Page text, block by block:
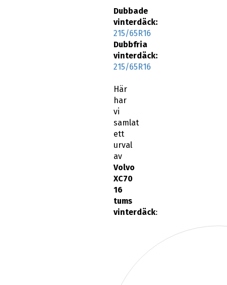
Dubbade
vinterdäck:
215/65R16
Dubbfria
vinterdäck:
215/65R16
Här
har
vi
samlat
ett
urval
av
Volvo
XC70
16
tums
vinterdäck: